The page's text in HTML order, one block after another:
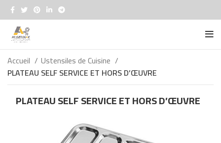
Accueil
Ustensiles de Cuisine
PLATEAU SELF SERVICE ET HORS D’ŒUVRE
PLATEAU SELF SERVICE ET HORS D’ŒUVRE